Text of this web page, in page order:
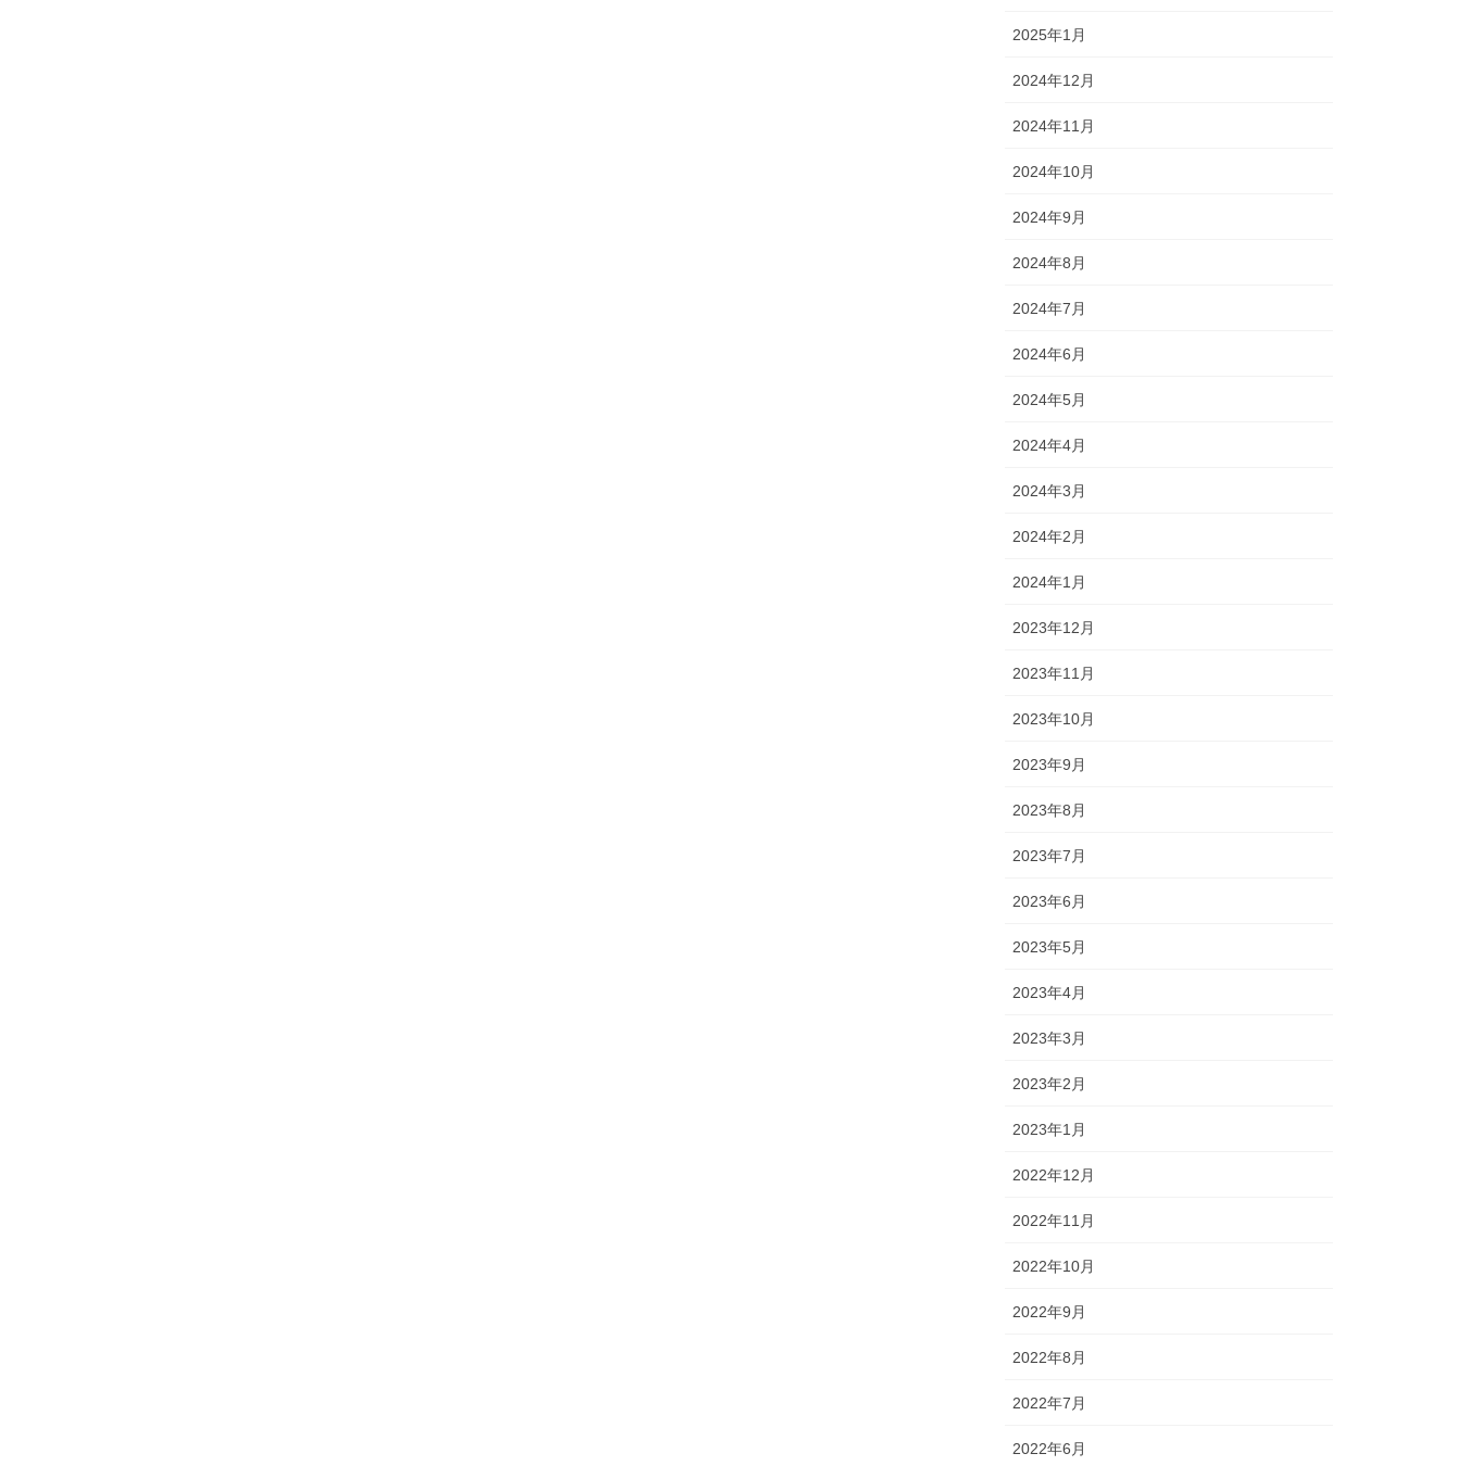
2025年1月
2024年12月
2024年11月
2024年10月
2024年9月
2024年8月
2024年7月
2024年6月
2024年5月
2024年4月
2024年3月
2024年2月
2024年1月
2023年12月
2023年11月
2023年10月
2023年9月
2023年8月
2023年7月
2023年6月
2023年5月
2023年4月
2023年3月
2023年2月
2023年1月
2022年12月
2022年11月
2022年10月
2022年9月
2022年8月
2022年7月
2022年6月